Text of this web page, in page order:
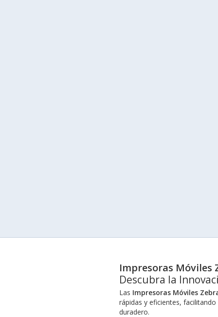
Impresoras Móviles
Descubra la
Las Impresoras Móviles
rápidas y eficientes,
duradero.